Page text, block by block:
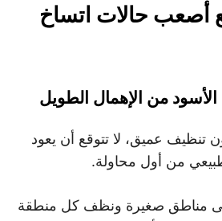
أصعب حالات اتساخ
من الإهمال الطويل
تنظيف عميق، لا تتوقع أن يعود
من أول محاولة.
إلى مناطق صغيرة ونظف كل منطقة